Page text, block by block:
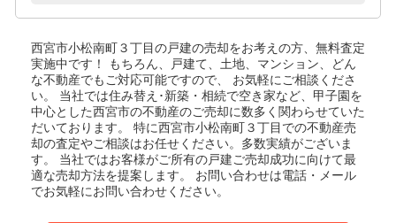
西宮市小松南町３丁目の戸建の売却をお考えの方、無料査定
実施中です！
もちろん、戸建て、土地、マンション、どん
な不動産でもご対応可能ですので、 お気軽にご相談くださ
い。
当社では住み替え･新築・相続で空き家など、甲子園を
中心とした西宮市の不動産のご売却に数多く関わらせていた
だいております。
特に西宮市小松南町３丁目での不動産売
却の査定やご相談はお任せください。多数実績がございま
す。
当社ではお客様がご所有の戸建ご売却成功に向けて最
適な売却方法を提案します。
お問い合わせは電話・メール
でお気軽にお問い合わせください。